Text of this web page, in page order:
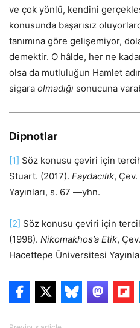
ve çok yönlü, kendini
konusunda başarısız
tanımına göre gelişemiyor,
demektir. O hâlde, her ne
olsa da mutluluğun Hamlet
sigara olmadığı sonucuna
Dipnotlar
[1] Söz konusu çeviri için
Stuart. (2017). Faydacılık,
Yayınları, s. 67 —yhn.
[2] Söz konusu çeviri için
(1998). Nikomakhos’a Etik,
Hacettepe Üniversitesi